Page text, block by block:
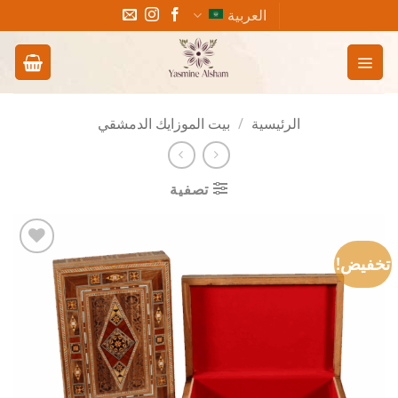
للمحتوى
العربية
الرئيسية / بيت الموزايك الدمشقي
تصفية
تخفيض!